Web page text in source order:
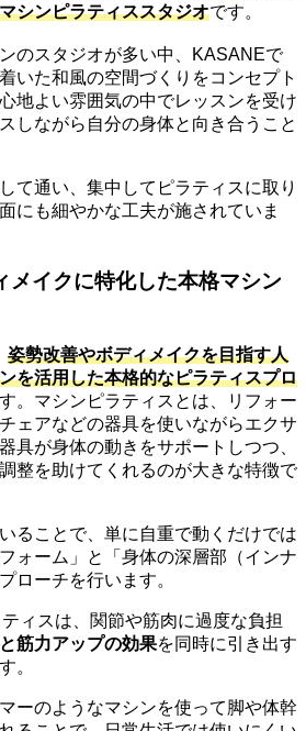
シンピラティススタジオです。
のスタジオが多い中、KASANEで
いた和風の空間づくりをコンセプト
地よい雰囲気の中でレッスンを受け
しながら自分の身体と向き合うこと
て通い、集中してピラティスに取り
にも細やかな工夫が施されていま
イクに特化した本格マシン
姿勢改善やボディメイクを目指す人
を活用した本格的なピラティスプロ
。マシンピラティスとは、リフォー
ェアなどの器具を使いながらエクサ
具が身体の動きをサポートしつつ、
整を助けてくれるのが大きな特徴で
ることで、単に自重で動くだけでは
ォーム」と「身体の深層部（インナ
ローチを行います。
ィスは、関節や筋肉に過度な負担
筋力アップの効果を同時に引き出す
。
ーのようなマシンを使って脚や体幹